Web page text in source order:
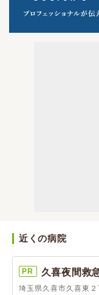
近くの病院
PR 久喜夜間救
埼玉県久喜市久喜東２